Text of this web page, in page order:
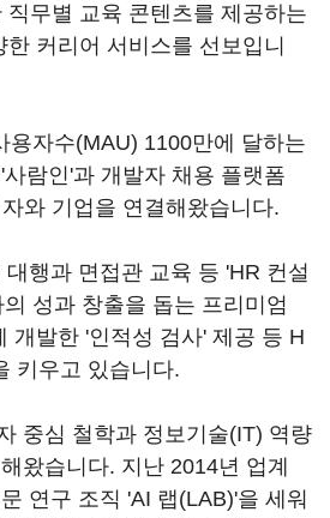
직무별 교육 콘텐츠를 제공하는
커리어 서비스를 선보입니
용자수(MAU) 1100만에 달하는
람인'과 개발자 채용 플랫폼
와 기업을 연결해왔습니다.
행과 면접관 교육 등 'HR 컨설
성과 창출을 돕는 프리미엄
개발한 '인적성 검사' 제공 등 H
키우고 있습니다.
중심 철학과 정보기술(IT) 역량
왔습니다. 지난 2014년 업계
연구 조직 'AI 랩(LAB)'을 세워